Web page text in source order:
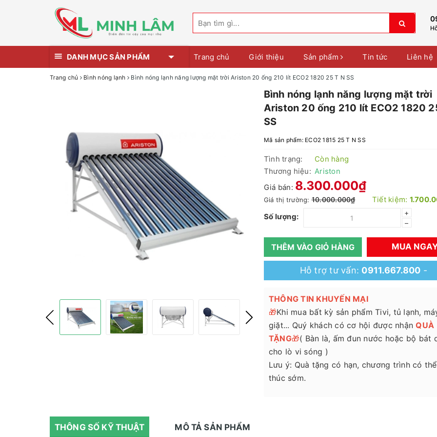
DANH MỤC SẢN PHẨM Trang chủ Giới thiệu Sản phẩm Tin tức Liên hệ
Trang chủ Bình nóng lạnh Bình nóng lạnh năng lượng mặt trời Ariston 20 ống 210 lít ECO2 1820 25 T N SS
Bình nóng lạnh năng lượng mặt trời
Ariston 20 ống 210 lít ECO2 1820
SS
Mã sản phẩm: ECO2 1815 25 T N SS
Tình trạng:
Còn hàng
Thương hiệu: Ariston
Giá bán: 8.300.000₫
Giá thị trường:10.000.000₫ Tiết kiệm:
Số lượng:
+
–
THÊM VÀO GIỎ HÀNG MUA
Hỗ trợ tư vấn: 0911.667.800 -
THÔNG TIN KHUYẾN MẠI
🎁Khi mua bất kỳ sản phẩm Tivi, tủ lạnh,
giặt... Quý khách có cơ hội được nhậnQUÀ
TẶNG🎁( Bàn là, ấm đun nước hoặc bộ bát
cho lò vi sóng )
Lưu ý: Quà tặng có hạn, chương trình có
thúc sớm.
THÔNG SỐ KỸ THUẬT MÔ TẢ SẢN PHẨM